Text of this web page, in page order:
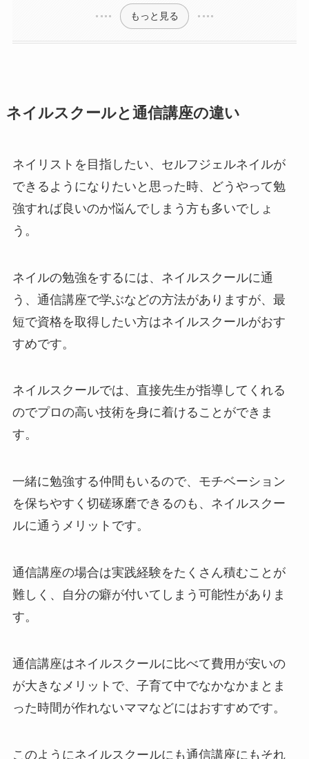
もっと見る
ネイルスクールと通信講座の違い
ネイリストを目指したい、セルフジェルネイルが
できるようになりたいと思った時、どうやって勉
強すれば良いのか悩んでしまう方も多いでしょ
う。
ネイルの勉強をするには、ネイルスクールに通
う、通信講座で学ぶなどの方法がありますが、最
短で資格を取得したい方はネイルスクールがおす
すめです。
ネイルスクールでは、直接先生が指導してくれる
のでプロの高い技術を身に着けることができま
す。
一緒に勉強する仲間もいるので、モチベーション
を保ちやすく切磋琢磨できるのも、ネイルスクー
ルに通うメリットです。
通信講座の場合は実践経験をたくさん積むことが
難しく、自分の癖が付いてしまう可能性がありま
す。
通信講座はネイルスクールに比べて費用が安いの
が大きなメリットで、子育て中でなかなかまとま
った時間が作れないママなどにはおすすめです。
このようにネイルスクールにも通信講座にもそれ